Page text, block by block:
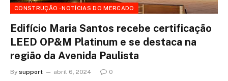
CONSTRUÇÃO - NOTÍCIAS DO MERCADO
Edifício Maria Santos recebe certificação
LEED OP&M Platinum e se destaca na
região da Avenida Paulista
By support abril 6, 2024 0